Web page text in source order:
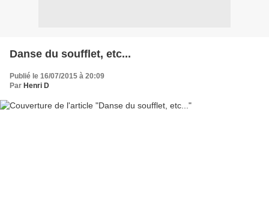
Danse du soufflet, etc...
Publié le 16/07/2015 à 20:09
Par Henri D